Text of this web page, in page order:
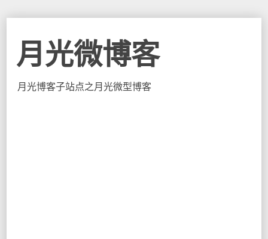
月光微博客
月光博客子站点之月光微型博客